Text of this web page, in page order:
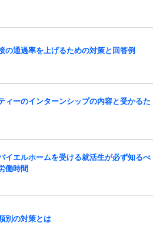
の通過率を上げるための対策と回答例
ィーのインターンシップの内容と受かるた
イエルホームを受ける就活生が必ず知るべ
働時間
別の対策とは